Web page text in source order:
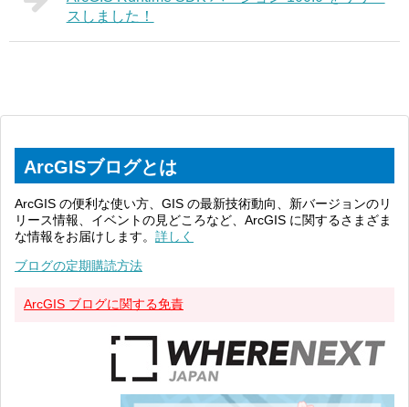
スしました！
ArcGISブログとは
ArcGIS の便利な使い方、GIS の最新技術動向、新バージョンのリ
リース情報、イベントの見どころなど、ArcGIS に関するさまざま
な情報をお届けします。 詳しく
ブログの定期購読方法
ArcGIS ブログに関する免責